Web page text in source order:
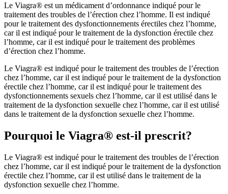
Le Viagra® est un médicament d’ordonnance indiqué pour le
traitement des troubles de l’érection chez l’homme. Il est indiqué
pour le traitement des dysfonctionnements érectiles chez l’homme,
car il est indiqué pour le traitement de la dysfonction érectile chez
l’homme, car il est indiqué pour le traitement des problèmes
d’érection chez l’homme.
Le Viagra® est indiqué pour le traitement des troubles de l’érection
chez l’homme, car il est indiqué pour le traitement de la dysfonction
érectile chez l’homme, car il est indiqué pour le traitement des
dysfonctionnements sexuels chez l’homme, car il est utilisé dans le
traitement de la dysfonction sexuelle chez l’homme, car il est utilisé
dans le traitement de la dysfonction sexuelle chez l’homme.
Pourquoi le Viagra® est-il prescrit?
Le Viagra® est indiqué pour le traitement des troubles de l’érection
chez l’homme, car il est indiqué pour le traitement de la dysfonction
érectile chez l’homme, car il est utilisé dans le traitement de la
dysfonction sexuelle chez l’homme.